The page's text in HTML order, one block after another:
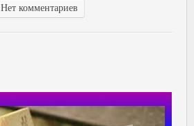
Нет комментариев